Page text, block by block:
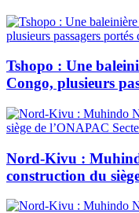
Tshopo : Une
Congo, plusieurs
Nord-Kivu :
construction du